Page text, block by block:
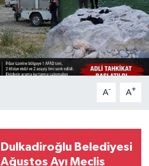
A- A+
Dulkadiroğlu Belediyesi
Ağustos Ayı Meclis